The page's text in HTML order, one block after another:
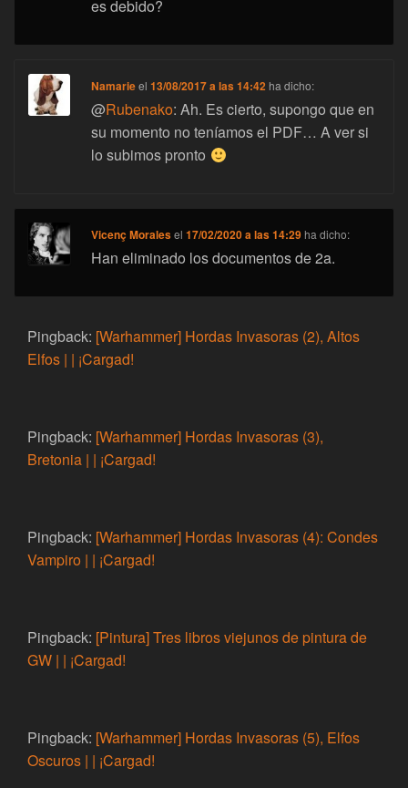
es debido?
Namarieel13/08/2017 a las 14:42 ha dicho:
@Rubenako: Ah. Es cierto, supongo que en
su momento no teníamos el PDF… A ver si
lo subimos pronto
Vicenç Moralesel17/02/2020 a las 14:29 ha dicho:
Han eliminado los documentos de 2a.
Pingback: [Warhammer] Hordas Invasoras (2), Altos
Elfos | | ¡Cargad!
Pingback: [Warhammer] Hordas Invasoras (3),
Bretonia | | ¡Cargad!
Pingback: [Warhammer] Hordas Invasoras (4): Condes
Vampiro | | ¡Cargad!
Pingback: [Pintura] Tres libros viejunos de pintura de
GW | | ¡Cargad!
Pingback: [Warhammer] Hordas Invasoras (5), Elfos
Oscuros | | ¡Cargad!